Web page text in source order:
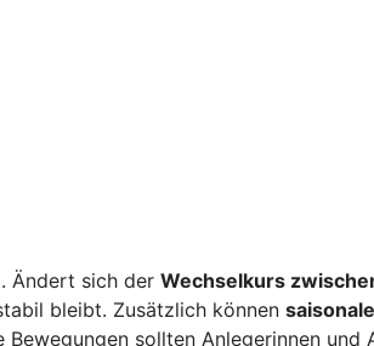
Ändert sich der Wechselkurs
bleibt. Zusätzlich können
sollten Anlegerinnen